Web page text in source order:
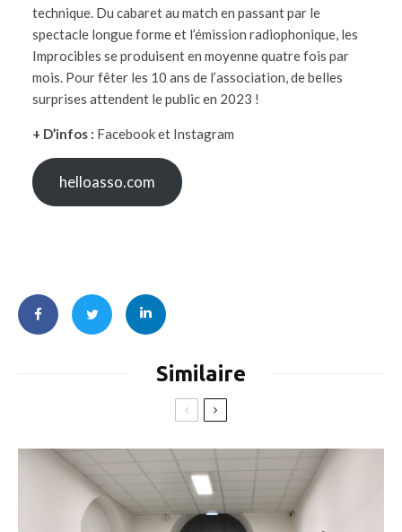
technique. Du cabaret au match en passant par le
spectacle longue forme et l’émission radiophonique, les
Improcibles se produisent en moyenne quatre fois par
mois. Pour fêter les 10 ans de l’association, de belles
surprises attendent le public en 2023 !
+ D’infos : Facebook et Instagram
helloasso.com
Similaire